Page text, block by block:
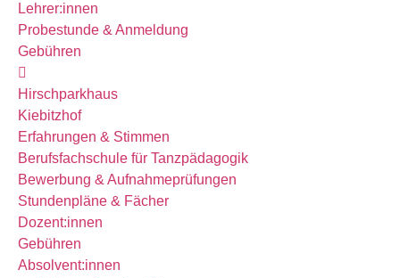
Lehrer:innen
Probestunde & Anmeldung
Gebühren
Hirschparkhaus
Kiebitzhof
Erfahrungen & Stimmen
Berufsfachschule für Tanzpädagogik
Bewerbung & Aufnahmeprüfungen
Stundenpläne & Fächer
Dozent:innen
Gebühren
Absolvent:innen